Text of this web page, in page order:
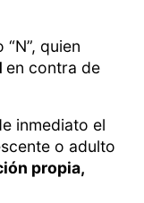
quien
en contra de
inmediato el
o adulto
propia,